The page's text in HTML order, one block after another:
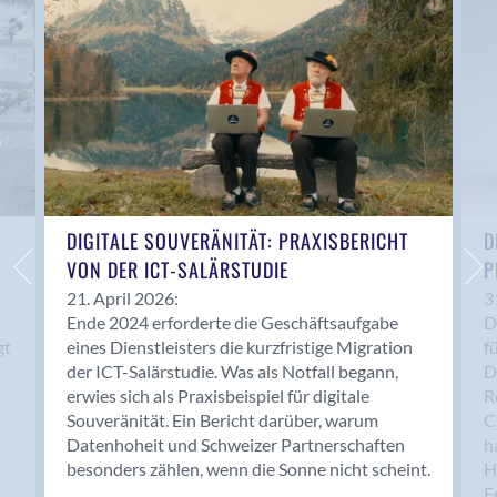
Anwil
Appenzell
Au SG
Baar
Baden
Balsthal
Balzers
Basel
Bassersdorf
Belp
Bendern
Benken (SG)
Bergdietikon
Berlin
Bern
Bern - Liebefeld
DIGITALE SOUVERÄNITÄT: PRAXISBERICHT
VON DER ICT-SALÄRSTUDIE
21. April 2026:
Ende 2024 erforderte die Geschäftsaufgabe
eines Dienstleisters die kurzfristige Migration
der ICT-Salärstudie. Was als Notfall begann,
erwies sich als Praxisbeispiel für digitale
Souveränität. Ein Bericht darüber, warum
Datenhoheit und Schweizer Partnerschaften
besonders zählen, wenn die Sonne nicht scheint.